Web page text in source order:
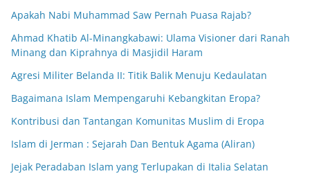
Apakah Nabi Muhammad Saw Pernah Puasa Rajab?
Ahmad Khatib Al-Minangkabawi: Ulama Visioner dari Ranah
Minang dan Kiprahnya di Masjidil Haram
Agresi Militer Belanda II: Titik Balik Menuju Kedaulatan
Bagaimana Islam Mempengaruhi Kebangkitan Eropa?
Kontribusi dan Tantangan Komunitas Muslim di Eropa
Islam di Jerman : Sejarah Dan Bentuk Agama (Aliran)
Jejak Peradaban Islam yang Terlupakan di Italia Selatan